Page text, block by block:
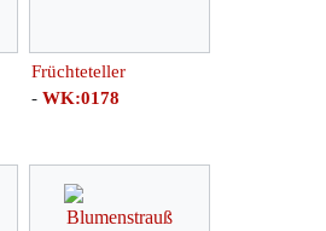
Früchteteller
- WK:0178